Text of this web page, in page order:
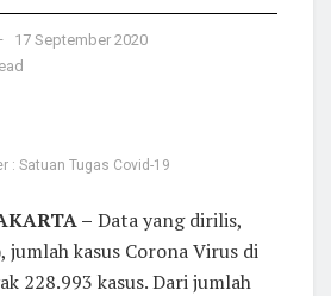
17 September 2020
: Satuan Tugas Covid-19
– Data yang dirilis,
jumlah kasus Corona Virus di
228.993 kasus. Dari jumlah